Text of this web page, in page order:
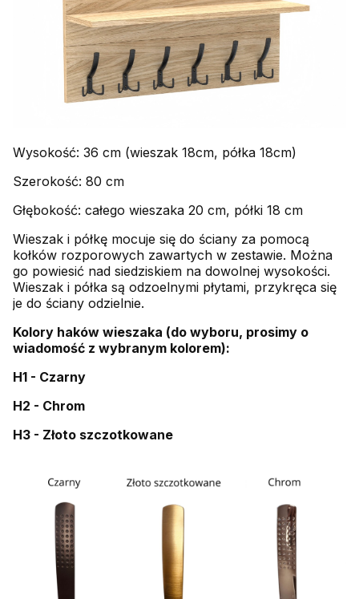
Wysokość: 36 cm (wieszak 18cm, półka 18cm)
Szerokość: 80 cm
Głębokość: całego wieszaka 20 cm, półki 18 cm
Wieszak i półkę mocuje się do ściany za pomocą
kołków rozporowych zawartych w zestawie. Można
go powiesić nad siedziskiem na dowolnej wysokości.
Wieszak i półka są odzoelnymi płytami, przykręca się
je do ściany odzielnie.
Kolory haków wieszaka (do wyboru, prosimy o
wiadomość z wybranym kolorem):
H1 - Czarny
H2 - Chrom
H3 - Złoto szczotkowane